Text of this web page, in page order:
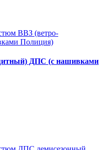
ДПС (с нашивками